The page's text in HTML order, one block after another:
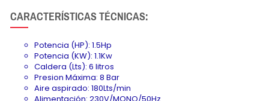
CARACTERÍSTICAS TÉCNICAS:
Potencia (HP): 1.5Hp
Potencia (KW): 1.1Kw
Caldera (Lts): 6 litros
Presion Máxima: 8 Bar
Aire aspirado: 180Lts/min